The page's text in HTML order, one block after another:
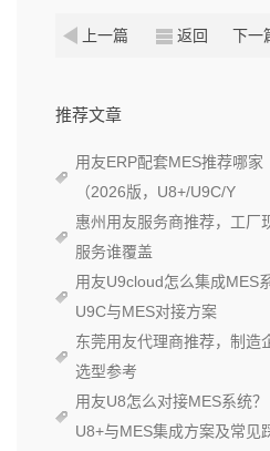
上一篇 返回 下一
推荐文章
用友ERP配套MES推荐哪家
（2026版，U8+/U9C/Y
惠州用友服务商推荐，工厂
服务谁覆盖
用友U9cloud怎么集成MES
U9C与MES对接方案
东莞用友代理商推荐，制造
选型参考
用友U8怎么对接MES系统？
U8+与MES集成方案及常见